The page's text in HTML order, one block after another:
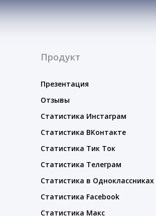
Продукт
Презентация
Отзывы
Статистика Инстаграм
Статистика ВКонтакте
Статистика Тик Ток
Статистика Телеграм
Статистика в Одноклассниках
Статистика Facebook
Статистика Макс